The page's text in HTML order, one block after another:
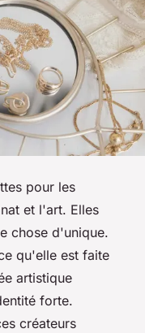
pour les
et l'art. Elles
chose d'unique.
qu'elle est faite
artistique
forte.
créateurs